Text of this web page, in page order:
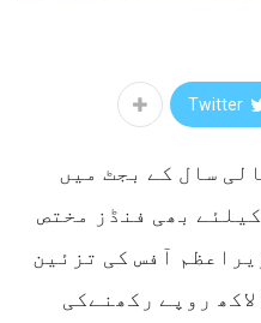
Twitter
سال کے بجٹ میں
بھی فنڈز مختص
آفس کی تزئین
و آرائش کے لیے 6کروڑ 50 لاکھ روپے رکھنےکی